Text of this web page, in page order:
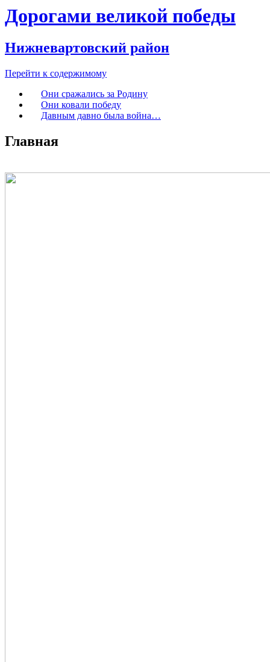
Дорогами великой победы
Нижневартовский район
Перейти к содержимому
Они сражались за Родину
Они ковали победу
Давным давно была война…
Главная